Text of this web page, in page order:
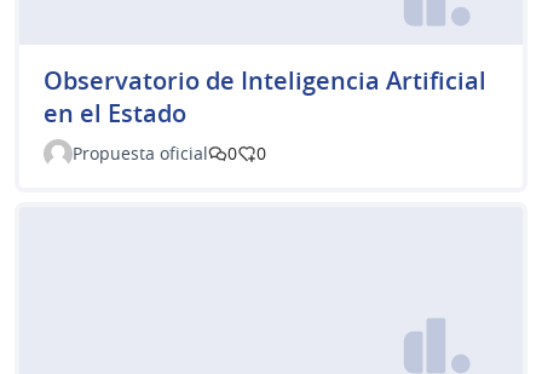
Observatorio de Inteligencia Artificial
en el Estado
Propuesta oficial 0 0